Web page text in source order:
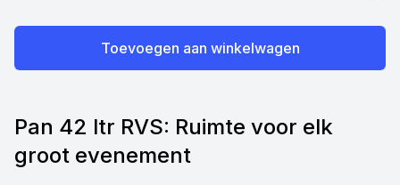
Toevoegen aan winkelwagen
Pan 42 ltr RVS: Ruimte voor elk
groot evenement